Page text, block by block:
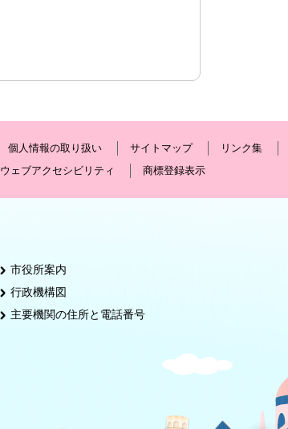
個人情報の取り扱い サイトマップ リンク集
ウェブアクセシビリティ 商標登録表示
市役所案内
行政機構図
主要機関の住所と電話番号